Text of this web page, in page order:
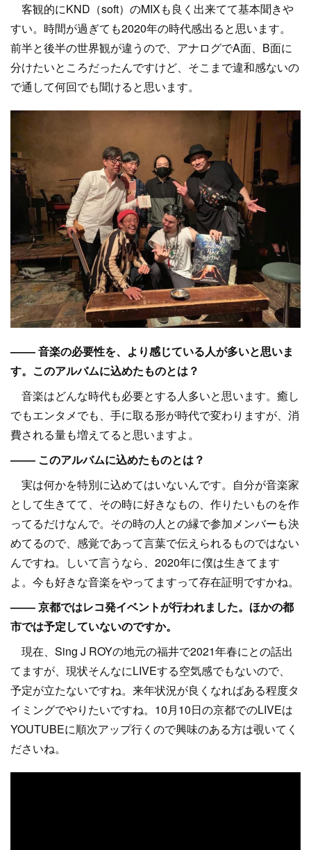
客観的にKND（soft）のMIXも良く出来てて基本聞きや
すい。時間が過ぎても2020年の時代感出ると思います。
前半と後半の世界観が違うので、アナログでA面、B面に
分けたいところだったんですけど、そこまで違和感ないの
で通して何回でも聞けると思います。
–––– 音楽の必要性を、より感じている人が多いと思いま
す。このアルバムに込めたものとは？
音楽はどんな時代も必要とする人多いと思います。癒し
でもエンタメでも、手に取る形が時代で変わりますが、消
費される量も増えてると思いますよ。
–––– このアルバムに込めたものとは？
実は何かを特別に込めてはいないんです。自分が音楽家
として生きてて、その時に好きなもの、作りたいものを作
ってるだけなんで。その時の人との縁で参加メンバーも決
めてるので、感覚であって言葉で伝えられるものではない
んですね。しいて言うなら、2020年に僕は生きてます
よ。今も好きな音楽をやってますって存在証明ですかね。
–––– 京都ではレコ発イベントが行われました。ほかの都
市では予定していないのですか。
現在、Sing J ROYの地元の福井で2021年春にとの話出
てますが、現状そんなにLIVEする空気感でもないので、
予定が立たないですね。来年状況が良くなればある程度タ
イミングでやりたいですね。10月10日の京都でのLIVEは
YOUTUBEに順次アップ行くので興味のある方は覗いてく
ださいね。